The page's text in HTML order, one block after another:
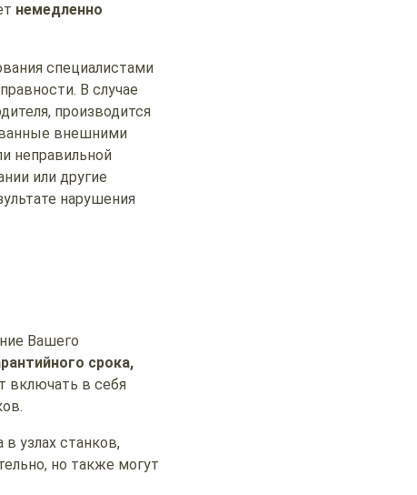
немедленно
специалистами
В случае
производится
внешними
неправильной
или другие
нарушения
Вашего
срока,
включать в себя
узлах станков,
но также могут